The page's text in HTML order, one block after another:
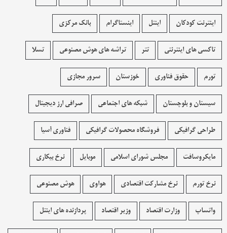
اینترنت کودکان اینتل اینستاگرام بانک مرکزی
تاکسی های اینترنتی تتر تراشه های هوش مصنوعی تسلا
تورم حقوق فناوری خوزستان سرور مجازی
سیستان و بلوچستان شبکه های اجتماعی صرافی ارز دیجیتال
طراحی گرافیکی فروشگاه محصولات گرافيکی فناوری آسیا
مایکروسافت مجلس شورای اسلامی موبایل نرخ بیکاری
نرخ تورم نرخ مشارکت اقتصادی هواوی هوش مصنوعی
واتساپ وزارت اقتصاد وزیر اقتصاد پردازنده های اینتل